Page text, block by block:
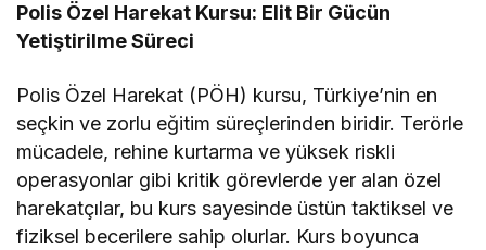
Polis Özel Harekat Kursu: Elit Bir Gücün
Yetiştirilme Süreci
Polis Özel Harekat (PÖH) kursu, Türkiye’nin en
seçkin ve zorlu eğitim süreçlerinden biridir. Terörle
mücadele, rehine kurtarma ve yüksek riskli
operasyonlar gibi kritik görevlerde yer alan özel
harekatçılar, bu kurs sayesinde üstün taktiksel ve
fiziksel becerilere sahip olurlar. Kurs boyunca